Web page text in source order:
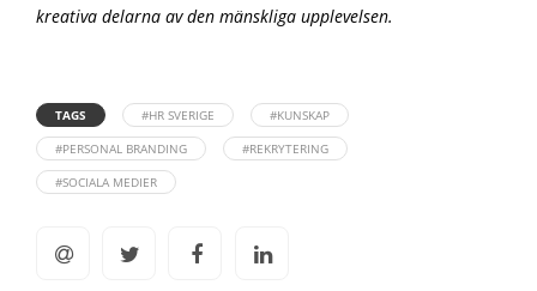
kreativa delarna av den mänskliga upplevelsen.
TAGS #HR SVERIGE
#KUNSKAP
#PERSONAL BRANDING
#REKRYTERING
#SOCIALA MEDIER